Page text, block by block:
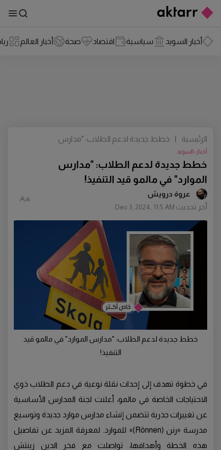
أخبار السويد سياسية اقتصاد صحة أخبار العالم
عروة درويش
أخر تحديث Dec 3, 2024, 11:5 AM
خطط جديدة لدعم الطلاب: "مدارس
الموارد" في مالمو قيد التنفيذ!
أخبار-السويد
الرئيسية |
خطط جديدة لدعم الطلاب: "مدارس
خطط جديدة لدعم الطلاب: "مدارس الموارد" في مالمو قيد
التنفيذ!
في خطوة تهدف إلى إحداث نقلة نوعية في دعم الطلاب ذوي
الاحتياجات الخاصة في مالمو، أعلنت لجنة المدارس الأساسية
عن تغييرات جذرية تتضمن إنشاء مدارس موارد جديدة وتوسيع
مدرسة «رنن (Rönnen)» للموارد. لمعرفة المزيد عن تفاصيل
هذه الخطة وأهدافها، تواصلت مع فخر الدين زينتش